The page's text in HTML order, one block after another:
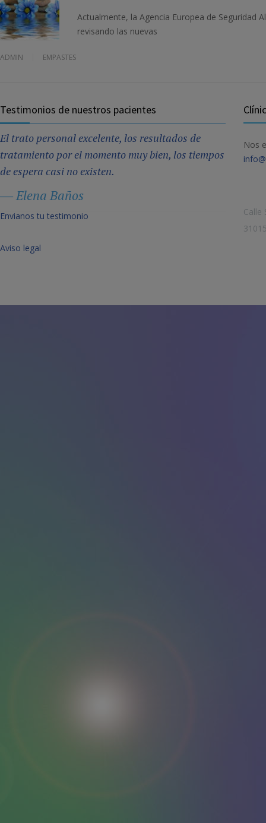
Actualmente, la Agencia Europea de Seguridad
revisando las nuevas
ADMIN EMPASTES
Testimonios de nuestros pacientes
El trato personal excelente, los resultados de
tratamiento por el momento muy bien, los tiempos
de espera casi no existen.
Elena Baños
Envianos tu testimonio
Nos
Calle
Aviso legal